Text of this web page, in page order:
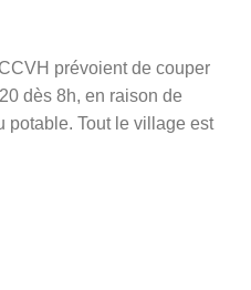
prévoient de couper
dès 8h, en raison de
potable. Tout le village est